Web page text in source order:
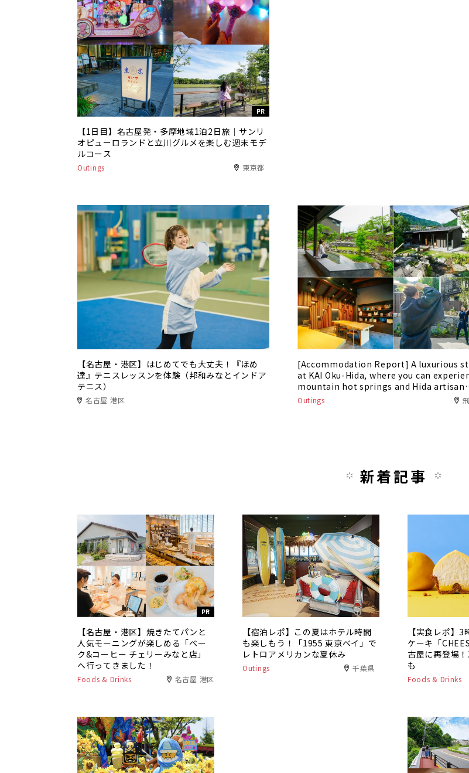
PR
【1日目】名古屋発・多摩地域1泊2日旅｜サンリ
オピューロランドと立川グルメを楽しむ週末モデ
ルコース
Outings 東京都
【名古屋・港区】はじめてでも大丈夫！『ほめ
達』テニスレッスンを体験（邦和みなとインドア
テニス）
名古屋 港区
[Accommodation Report] A luxurious
at KAI Oku-Hida, where you can
mountain hot springs and Hida artisan
culture
Outings
新着記事
PR
【名古屋・港区】焼きたてパンと
人気モーニングが楽しめる「ベー
ク&コーヒー チェリーみなと店」
へ行ってきました！
Foods & Drinks 名古屋 港区
【宿泊レポ】この夏はホテル時間
も楽しもう！「1955 東京ベイ」で
レトロアメリカンな夏休み
Outings 千葉県
【実食レポ】
ケーキ「
古屋に再登場
も
Foods & Drinks